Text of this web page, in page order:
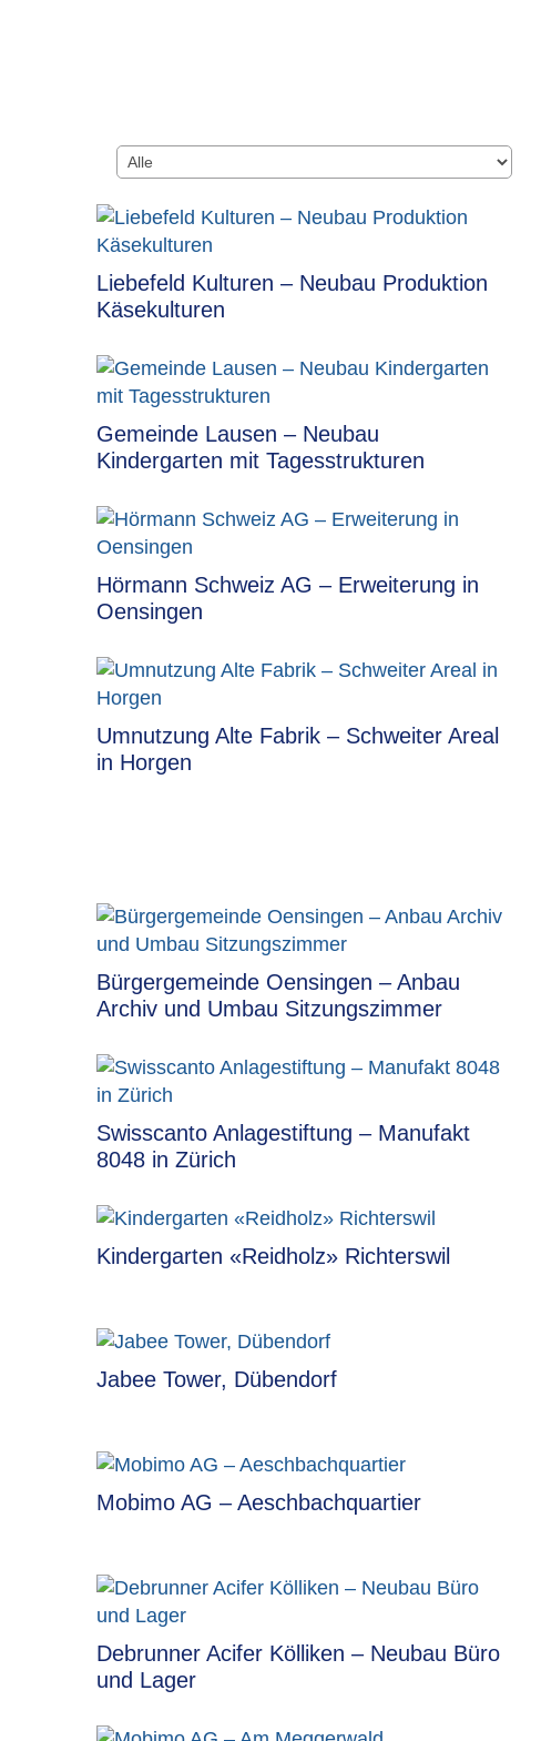
Liebefeld Kulturen – Neubau Produktion
Käsekulturen
Gemeinde Lausen – Neubau
Kindergarten mit Tagesstrukturen
Hörmann Schweiz AG – Erweiterung in
Oensingen
Umnutzung Alte Fabrik – Schweiter Areal
in Horgen
Bürgergemeinde Oensingen – Anbau
Archiv und Umbau Sitzungszimmer
Swisscanto Anlagestiftung – Manufakt
8048 in Zürich
Kindergarten «Reidholz» Richterswil
Jabee Tower, Dübendorf
Mobimo AG – Aeschbachquartier
Debrunner Acifer Kölliken – Neubau Büro
und Lager